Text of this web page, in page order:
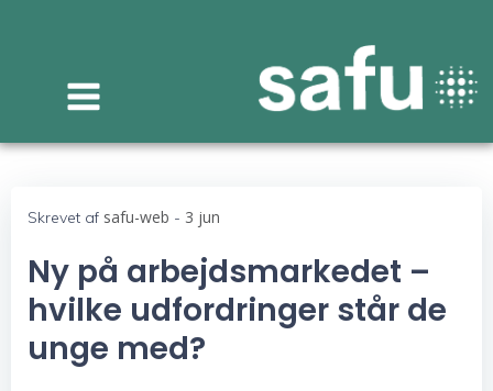
indhold
Skrevet af safu-web - 3 jun
Ny på arbejdsmarkedet –
hvilke udfordringer står de
unge med?